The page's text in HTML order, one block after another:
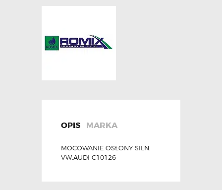
OPIS MARKA
MOCOWANIE OSŁONY SILN.
VW,AUDI C10126